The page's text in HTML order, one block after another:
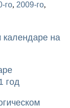
го, 2009-го,
на
год